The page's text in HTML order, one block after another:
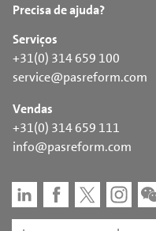
Precisa de ajuda?
Serviços
+31(0) 314 659 100
service@pasreform.com
Vendas
+31(0) 314 659 111
info@pasreform.com